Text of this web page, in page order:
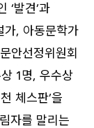
‘발견’과
가, 아동문학가
안선정위원회
1명, 우수상
체스판’을
자를 말리는